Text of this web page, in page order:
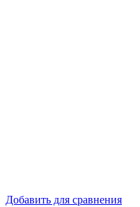
Добавить для сравнения